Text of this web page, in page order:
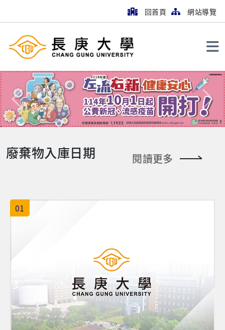
回首頁 網站導覽
Previous Next
廢棄物入庫日期 閱讀更多
01